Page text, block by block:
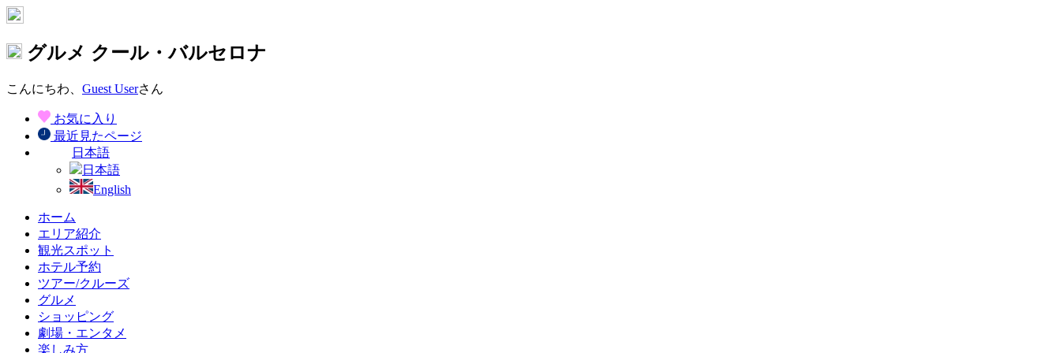
グルメ クール・バルセロナ
こんにちわ、 Guest Userさん
お気に入り
最近見たページ
日本語
日本語
English
ホーム
エリア紹介
観光スポット
ホテル予約
ツアー/クルーズ
グルメ
ショッピング
劇場・エンタメ
楽しみ方